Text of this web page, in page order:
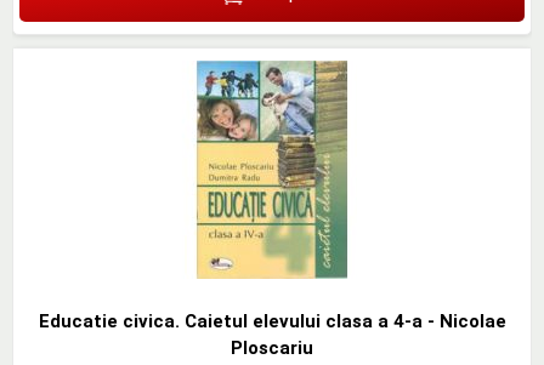
Educatie civica. Caietul elevului clasa a 4-a - Nicolae
Ploscariu